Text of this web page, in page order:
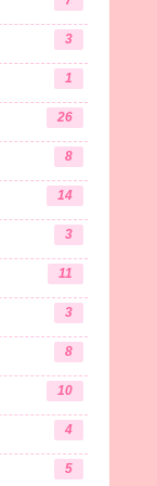
3
1
26
8
14
3
11
3
8
10
4
5